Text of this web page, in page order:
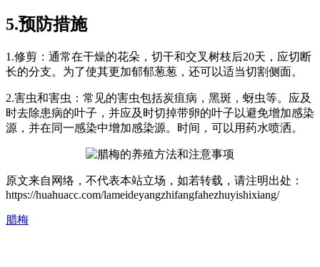
5.预防措施
1.修剪：通常在干燥的花朵，切干和交叉树枝后20天，应切断
长的分支。为了使其更加郁郁葱葱，还可以适当切割侧面。
2.害虫和害虫：常见的害虫包括炭疽病，黑斑，蚜虫等。应及
时去除患病的叶子，并应及时切掉带卵的叶子以避免增加感染
源，并在同一感染中增加感染源。时间，可以用药水喷洒。
原文来自网络，不代表本站立场，如若转载，请注明出处：
https://huahuacc.com/lameideyangzhifangfahezhuyishixiang/
腊梅